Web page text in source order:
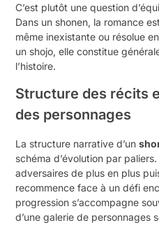
C’est plutôt une question
Dans un shonen, la romance
même inexistante ou résolue
un shojo, elle constitue
l’histoire.
Structure des récits
des personnages
La structure narrative d’un
schéma d’évolution par
adversaires de plus en plus
recommence face à un défi
progression s’accompagne
d’une galerie de personnages